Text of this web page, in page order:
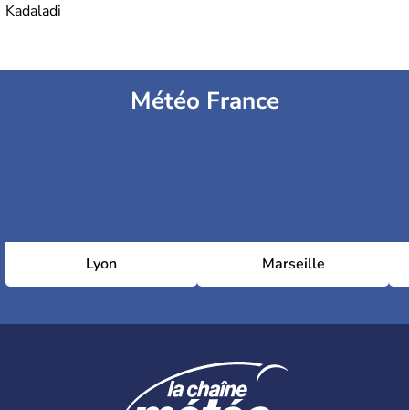
Kadaladi
Météo France
Lyon Marseille